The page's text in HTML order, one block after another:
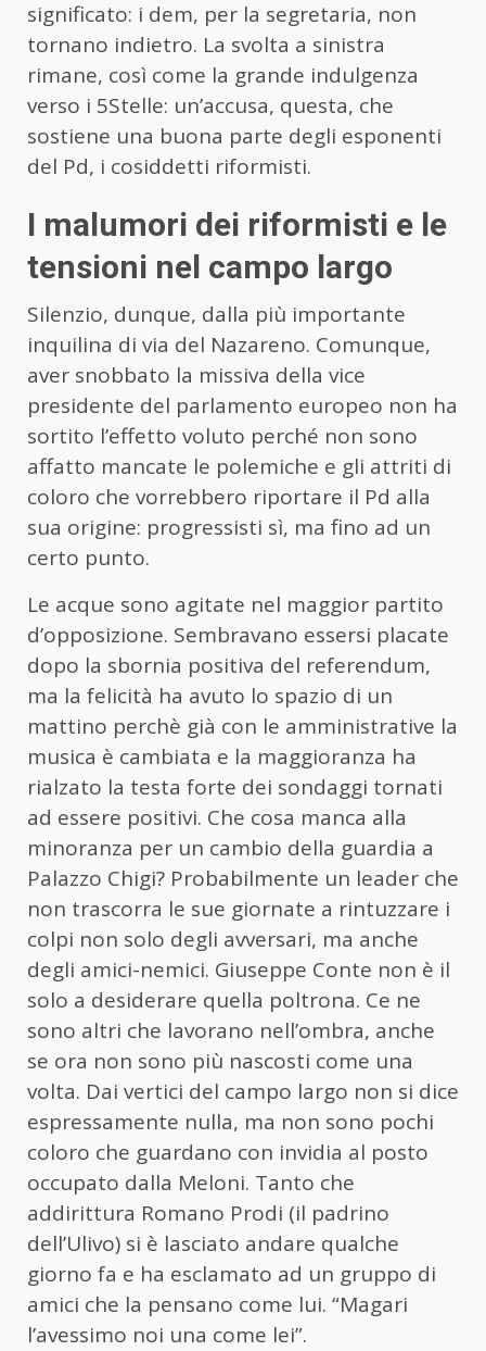
significato: i dem, per la segretaria, non
tornano indietro. La svolta a sinistra
rimane, così come la grande indulgenza
verso i 5Stelle: un’accusa, questa, che
sostiene una buona parte degli esponenti
del Pd, i cosiddetti riformisti.
I malumori dei riformisti e le
tensioni nel campo largo
Silenzio, dunque, dalla più importante
inquilina di via del Nazareno. Comunque,
aver snobbato la missiva della vice
presidente del parlamento europeo non ha
sortito l’effetto voluto perché non sono
affatto mancate le polemiche e gli attriti di
coloro che vorrebbero riportare il Pd alla
sua origine: progressisti sì, ma fino ad un
certo punto.
Le acque sono agitate nel maggior partito
d’opposizione. Sembravano essersi placate
dopo la sbornia positiva del referendum,
ma la felicità ha avuto lo spazio di un
mattino perchè già con le amministrative la
musica è cambiata e la maggioranza ha
rialzato la testa forte dei sondaggi tornati
ad essere positivi. Che cosa manca alla
minoranza per un cambio della guardia a
Palazzo Chigi? Probabilmente un leader che
non trascorra le sue giornate a rintuzzare i
colpi non solo degli avversari, ma anche
degli amici-nemici. Giuseppe Conte non è il
solo a desiderare quella poltrona. Ce ne
sono altri che lavorano nell’ombra, anche
se ora non sono più nascosti come una
volta. Dai vertici del campo largo non si dice
espressamente nulla, ma non sono pochi
coloro che guardano con invidia al posto
occupato dalla Meloni. Tanto che
addirittura Romano Prodi (il padrino
dell’Ulivo) si è lasciato andare qualche
giorno fa e ha esclamato ad un gruppo di
amici che la pensano come lui. “Magari
l’avessimo noi una come lei”.